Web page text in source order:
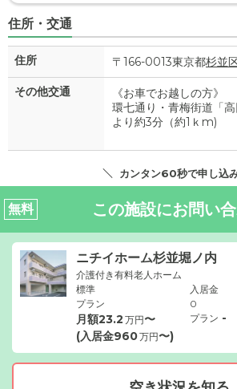
住所・交通
住所 〒166-0013東京都杉並
その他交通
《お車でお越しの方》
環七通り・青梅街道「
より約3分（約1ｋm)
カンタン60秒で申し込
無料 この施設にお問い
ニチイホーム杉並堀ノ内
介護付き有料老人ホーム
標準
プラン
月額23.2 万円〜
(入居金960万円〜)
入居金
0
プラン -